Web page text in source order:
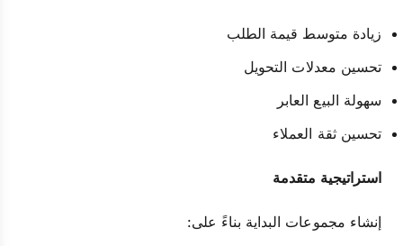
زيادة متوسط قيمة الطلب
تحسين معدلات التحويل
سهولة البيع العابر
تحسين ثقة العملاء
استراتيجية متقدمة
إنشاء مجموعات البداية بناءً على: